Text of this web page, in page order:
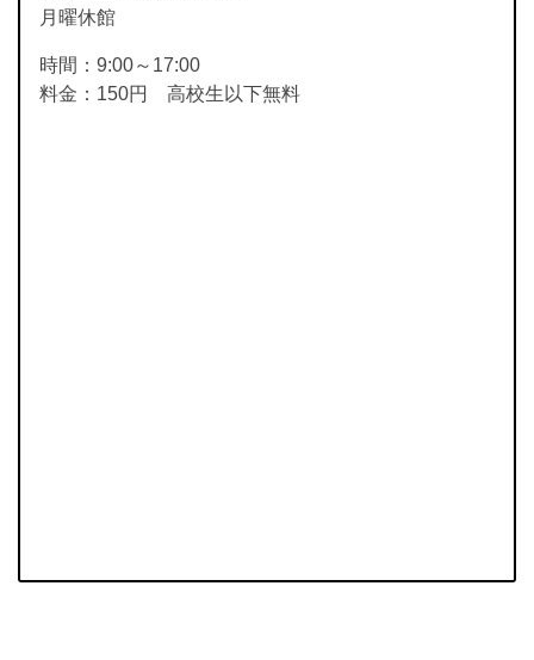
月曜休館
時間：9:00～17:00
料金：150円 高校生以下無料